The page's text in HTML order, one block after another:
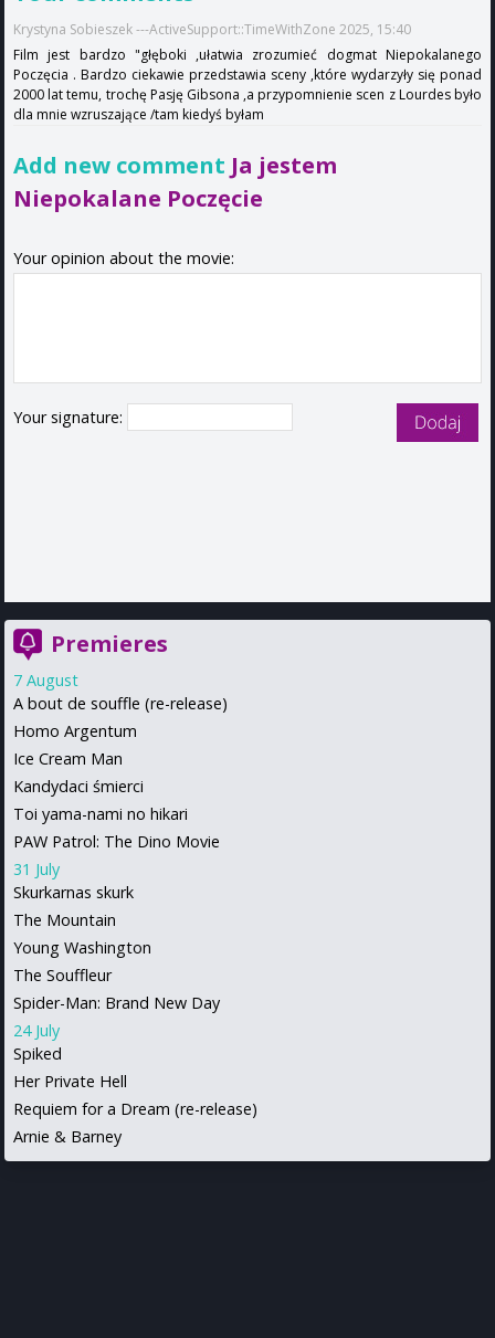
Krystyna Sobieszek ---ActiveSupport::TimeWithZone 2025, 15:40
Film jest bardzo "głęboki ,ułatwia zrozumieć dogmat Niepokalanego
Poczęcia . Bardzo ciekawie przedstawia sceny ,które wydarzyły się ponad
2000 lat temu, trochę Pasję Gibsona ,a przypomnienie scen z Lourdes było
dla mnie wzruszające /tam kiedyś byłam
Add new comment Ja jestem
Niepokalane Poczęcie
Your opinion about the movie:
Your signature:
Premieres
7 August
A bout de souffle (re-release)
Homo Argentum
Ice Cream Man
Kandydaci śmierci
Toi yama-nami no hikari
PAW Patrol: The Dino Movie
31 July
Skurkarnas skurk
The Mountain
Young Washington
The Souffleur
Spider-Man: Brand New Day
24 July
Spiked
Her Private Hell
Requiem for a Dream (re-release)
Arnie & Barney